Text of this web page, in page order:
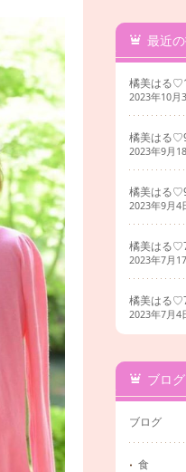
最近
橘美はる
2023年10月
橘美はる
2023年9月
橘美はる
2023年9月4
橘美はる
2023年7月
橘美はる
2023年7月4
ブロ
ブログ
食